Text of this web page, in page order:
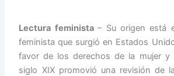
Lectura feminista– Su origen está
feminista que surgió en Estados
favor de los derechos de la mujer y
siglo XIX promovió una revisión de